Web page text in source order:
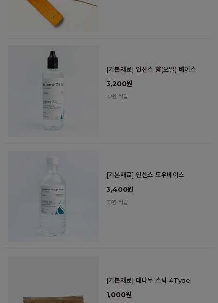
[기본재료] 인센스 향(오일) 베이스
3,200원
30원 적립
[기본재료] 인센스 도우베이스
3,400원
30원 적립
[기본재료] 대나무 스틱 4Type
1,000원